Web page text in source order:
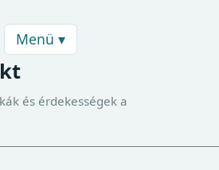
Menü ▾
és érdekességek a